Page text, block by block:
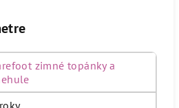
zimné topánky a